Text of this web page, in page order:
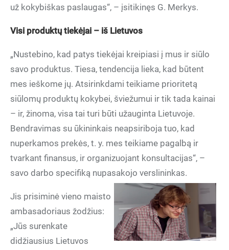
už kokybiškas paslaugas“, – įsitikinęs G. Merkys.
Visi produktų tiekėjai – iš Lietuvos
„Nustebino, kad patys tiekėjai kreipiasi į mus ir siūlo
savo produktus. Tiesa, tendencija lieka, kad būtent
mes ieškome jų. Atsirinkdami teikiame prioritetą
siūlomų produktų kokybei, šviežumui ir tik tada kainai
– ir, žinoma, visa tai turi būti užauginta Lietuvoje.
Bendravimas su ūkininkais neapsiriboja tuo, kad
nuperkamos prekės, t. y. mes teikiame pagalbą ir
tvarkant finansus, ir organizuojant konsultacijas“, –
savo darbo specifiką nupasakojo verslininkas.
Jis prisiminė vieno maisto
ambasadoriaus žodžius:
„Jūs surenkate
didžiausius Lietuvos